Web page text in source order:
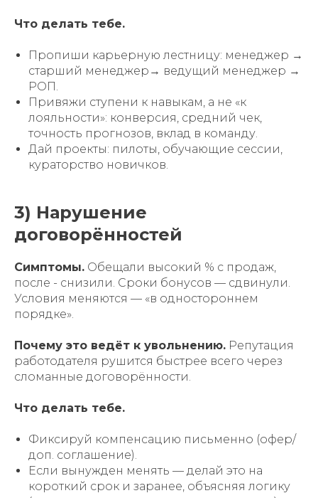
Что делать тебе.
Пропиши карьерную лестницу: менеджер →
старший менеджер→ ведущий менеджер →
РОП.
Привяжи ступени к навыкам, а не «к
лояльности»: конверсия, средний чек,
точность прогнозов, вклад в команду.
Дай проекты: пилоты, обучающие сессии,
кураторство новичков.
3) Нарушение
договорённостей
Симптомы. Обещали высокий % с продаж,
после - снизили. Сроки бонусов — сдвинули.
Условия меняются — «в одностороннем
порядке».
Почему это ведёт к увольнению. Репутация
работодателя рушится быстрее всего через
сломанные договорённости.
Что делать тебе.
Фиксируй компенсацию письменно (офер/
доп. соглашение).
Если вынужден менять — делай это на
короткий срок и заранее, объясняя логику